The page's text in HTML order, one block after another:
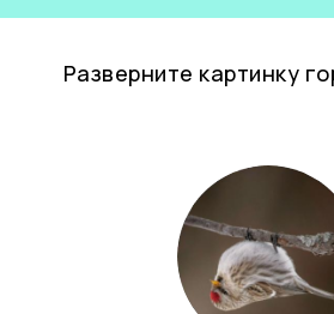
Разверните картинку